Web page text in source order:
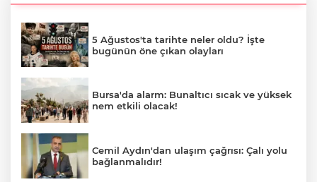
5 Ağustos'ta tarihte neler oldu? İşte
bugünün öne çıkan olayları
Bursa'da alarm: Bunaltıcı sıcak ve yüksek
nem etkili olacak!
Cemil Aydın'dan ulaşım çağrısı: Çalı yolu
bağlanmalıdır!